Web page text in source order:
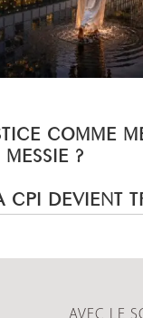
COMME
?
CPI DEVIENT